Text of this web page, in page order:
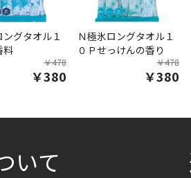
ングタオル１
料
￥478
￥380
Ｎ極氷ロングタオル１
０Ｐせっけんの香り
￥478
￥380
いて